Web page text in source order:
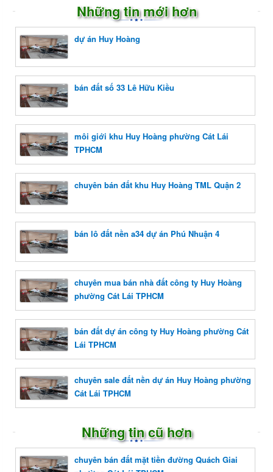
Những tin mới hơn
dự án Huy Hoàng
bán đất số 33 Lê Hữu Kiều
môi giới khu Huy Hoàng phường Cát Lái
TPHCM
chuyên bán đất khu Huy Hoàng TML Quận 2
bán lô đất nền a34 dự án Phú Nhuận 4
chuyên mua bán nhà đất công ty Huy Hoàng
phường Cát Lái TPHCM
bán đất dự án công ty Huy Hoàng phường Cát
Lái TPHCM
chuyên sale đất nền dự án Huy Hoàng phường
Cát Lái TPHCM
Những tin cũ hơn
chuyên bán đất mặt tiền đường Quách Giai